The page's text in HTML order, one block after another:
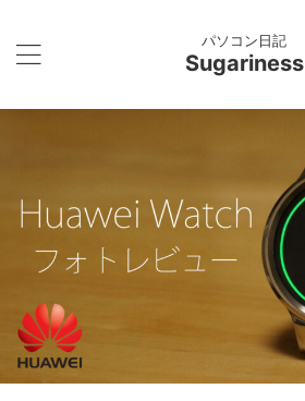
パソコン日記
Sugariness